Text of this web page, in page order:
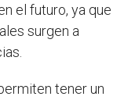
el futuro, ya que
surgen a
tener un